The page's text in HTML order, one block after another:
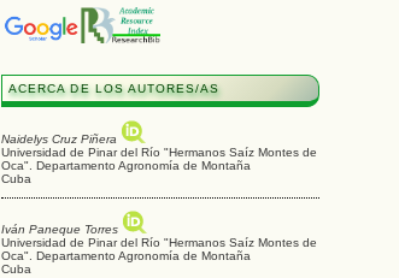
ACERCA DE LOS AUTORES/AS
Naidelys Cruz Piñera
Universidad de Pinar del Río "Hermanos Saíz Montes de
Oca". Departamento Agronomía de Montaña
Cuba
Iván Paneque Torres
Universidad de Pinar del Río "Hermanos Saíz Montes de
Oca". Departamento Agronomía de Montaña
Cuba